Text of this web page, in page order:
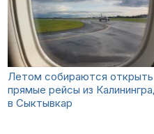
Летом собираются открыть
прямые рейсы из
в Сыктывкар